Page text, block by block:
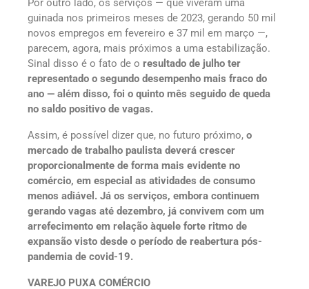
Por outro lado, os serviços — que viveram uma
guinada nos primeiros meses de 2023, gerando 50 mil
novos empregos em fevereiro e 37 mil em março —,
parecem, agora, mais próximos a uma estabilização.
Sinal disso é o fato de o resultado de julho ter
representado o segundo desempenho mais fraco do
ano — além disso, foi o quinto mês seguido de queda
no saldo positivo de vagas.
Assim, é possível dizer que, no futuro próximo, o
mercado de trabalho paulista deverá crescer
proporcionalmente de forma mais evidente no
comércio, em especial as atividades de consumo
menos adiável. Já os serviços, embora continuem
gerando vagas até dezembro, já convivem com um
arrefecimento em relação àquele forte ritmo de
expansão visto desde o período de reabertura pós-
pandemia de covid-19.
VAREJO PUXA COMÉRCIO